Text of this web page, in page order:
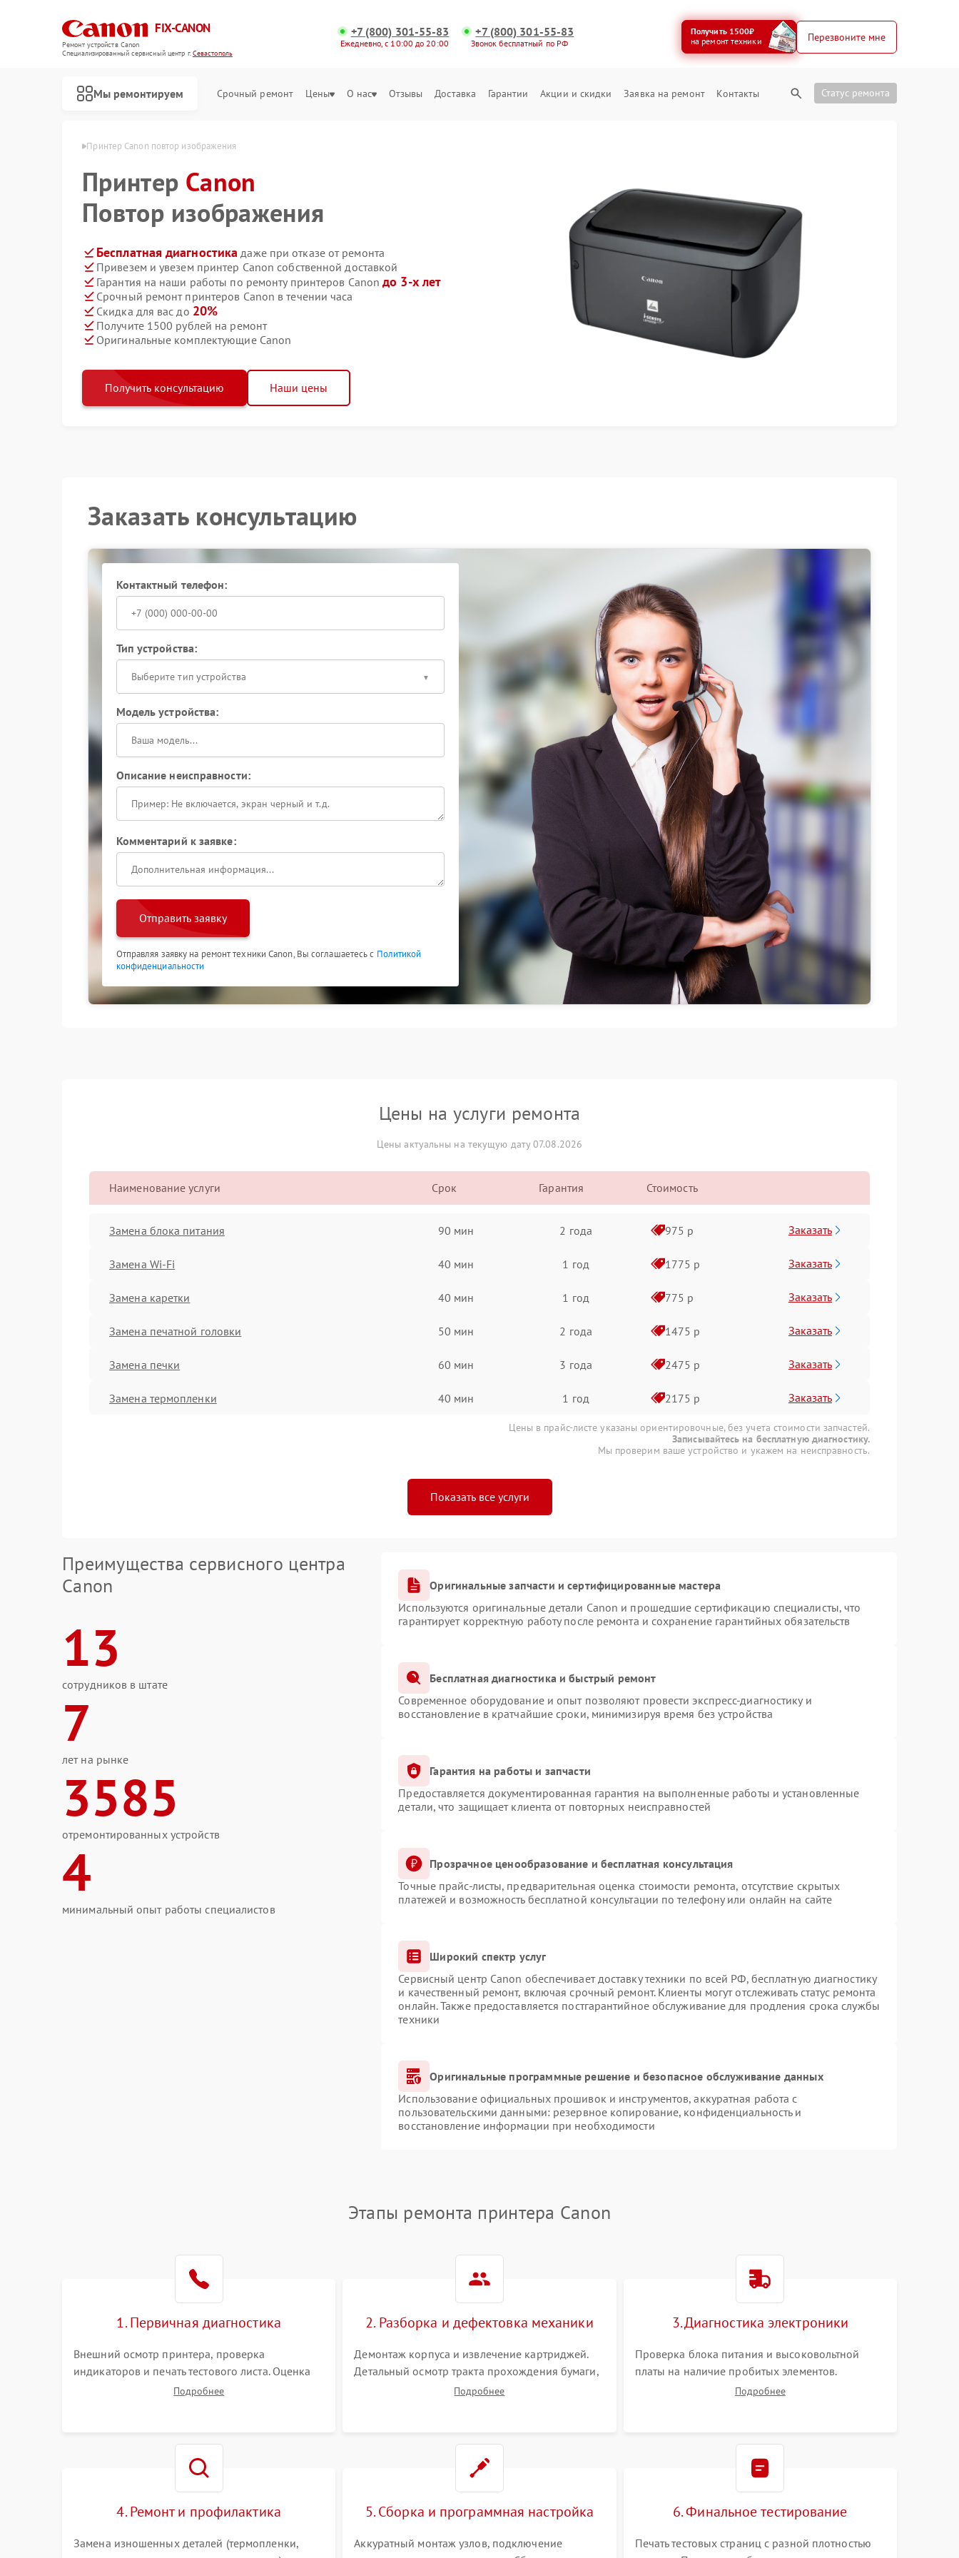
FIX-CANON
Ремонт устройств Canon
Специализированный cервисный центр г.Севастополь
+7 (800) 301-55-83
Ежедневно, с 10:00 до 20:00
+7 (800) 301-55-83
Звонок бесплатный по РФ
Получить 1500₽
на ремонт техники
Перезвоните мне
Мы ремонтируем Срочный ремонт Цены О нас Отзывы Доставка Гарантии Акции и скидки Заявка на ремонт Контакты Статус ремонта
в Севастополе Принтер Canon повтор изображения
Принтер Canon
Повтор изображения
Бесплатная диагностика даже при отказе от ремонта
Привезем и увезем принтер Canon собственной доставкой
Гарантия на наши работы по ремонту принтеров Canonдо 3-х лет
Срочный ремонт принтеров Canon в течении часа
Скидка для вас до 20%
Получите 1500 рублей на ремонт
Оригинальные комплектующие Canon
Получить консультацию Наши цены
Заказать консультацию
Контактный телефон:
Тип устройства:
Выберите тип устройства
Модель устройства:
Описание неисправности:
Комментарий к заявке:
Отправить заявку
Отправляя заявку на ремонт техники Canon, Вы соглашаетесь с Политикой
конфиденциальности
Цены на услуги ремонта
Цены актуальны на текущую дату 07.08.2026
Наименование услуги Срок Гарантия Стоимость
Замена блока питания 90 мин 2 года 975 р Заказать
Замена Wi-Fi 40 мин 1 год 1775 р Заказать
Замена каретки 40 мин 1 год 775 р Заказать
Замена печатной головки 50 мин 2 года 1475 р Заказать
Замена печки 60 мин 3 года 2475 р Заказать
Замена термопленки 40 мин 1 год 2175 р Заказать
Цены в прайс-листе указаны ориентировочные, без учета стоимости запчастей.
Записывайтесь на бесплатную диагностику.
Мы проверим ваше устройство и укажем на неисправность.
Показать все услуги
Преимущества сервисного центра
Canon
13
сотрудников в штате
7
лет на рынке
3585
отремонтированных устройств
4
минимальный опыт работы специалистов
Оригинальные запчасти и сертифицированные мастера
Используются оригинальные детали Canon и прошедшие сертификацию специалисты, что
гарантирует корректную работу после ремонта и сохранение гарантийных обязательств
Бесплатная диагностика и быстрый ремонт
Современное оборудование и опыт позволяют провести экспресс-диагностику и
восстановление в кратчайшие сроки, минимизируя время без устройства
Гарантия на работы и запчасти
Предоставляется документированная гарантия на выполненные работы и установленные
детали, что защищает клиента от повторных неисправностей
Прозрачное ценообразование и бесплатная консультация
Точные прайс-листы, предварительная оценка стоимости ремонта, отсутствие скрытых
платежей и возможность бесплатной консультации по телефону или онлайн на сайте
Широкий спектр услуг
Сервисный центр Canon обеспечивает доставку техники по всей РФ, бесплатную диагностику
и качественный ремонт, включая срочный ремонт. Клиенты могут отслеживать статус ремонта
онлайн. Также предоставляется постгарантийное обслуживание для продления срока службы
техники
Оригинальные программные решение и безопасное обслуживание данных
Использование официальных прошивок и инструментов, аккуратная работа с
пользовательскими данными: резервное копирование, конфиденциальность и
восстановление информации при необходимости
Этапы ремонта принтера Canon
1. Первичная диагностика
Внешний осмотр принтера, проверка
индикаторов и печать тестового листа. Оценка
работы механизма подачи бумаги, выявление
Подробнее
2. Разборка и дефектовка механики
Демонтаж корпуса и извлечение картриджей.
Детальный осмотр тракта прохождения бумаги,
шестерней привода, роликов захвата и узла
Подробнее
3. Диагностика электроники
Проверка блока питания и высоковольтной
платы на наличие пробитых элементов.
Тестирование платы форматирования,
Подробнее
4. Ремонт и профилактика
Замена изношенных деталей (термопленки,
5. Сборка и программная настройка
Аккуратный монтаж узлов, подключение
6. Финальное тестирование
Печать тестовых страниц с разной плотностью